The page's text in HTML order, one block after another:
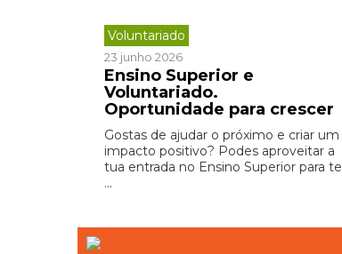
Voluntariado
23 junho 2026
Ensino Superior e
Voluntariado.
Oportunidade para crescer
Gostas de ajudar o próximo e criar um
impacto positivo? Podes aproveitar a
tua entrada no Ensino Superior para te
...